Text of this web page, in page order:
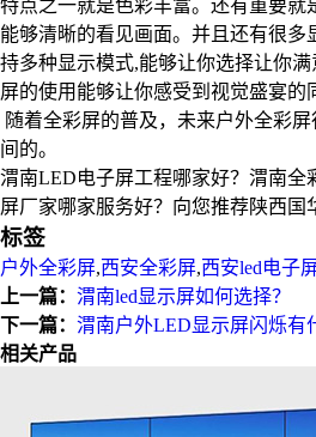
特点之一就是色彩丰富。还有重要就
能够清晰的看见画面。并且还有很多
持多种显示模式,能够让你选择让你
屏的使用能够让你感受到视觉盛宴的
随着全彩屏的普及，未来户外全彩
间的。
渭南LED电子屏工程哪家好？渭南全
屏厂家哪家服务好？向您推荐陕西国
标签
户外全彩屏,西安全彩屏,西安led电子
上一篇： 渭南led显示屏如何选择？
下一篇： 渭南户外LED显示屏闪烁有
相关产品